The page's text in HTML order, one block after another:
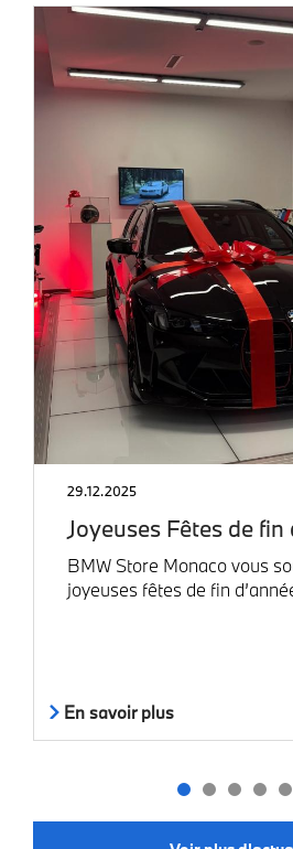
29.12.2025
Joyeuses Fêtes de fin
BMW Store Monaco vous
joyeuses fêtes de fin
En savoir plus